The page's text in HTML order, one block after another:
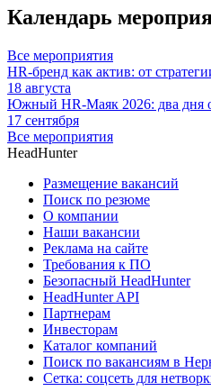
Календарь
Все мероприятия
HR-бренд как актив: от
18 августа
Южный HR-Маяк 2026: два дня
17 сентября
Все мероприятия
HeadHunter
Размещение вакансий
Поиск по резюме
О компании
Наши вакансии
Реклама на сайте
Требования к ПО
Безопасный HeadHunter
HeadHunter API
Партнерам
Инвесторам
Каталог компаний
Поиск по вакансиям в
Сетка: соцсеть для